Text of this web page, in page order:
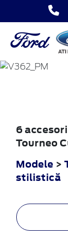
6
Tourneo
Modele >
stilistică